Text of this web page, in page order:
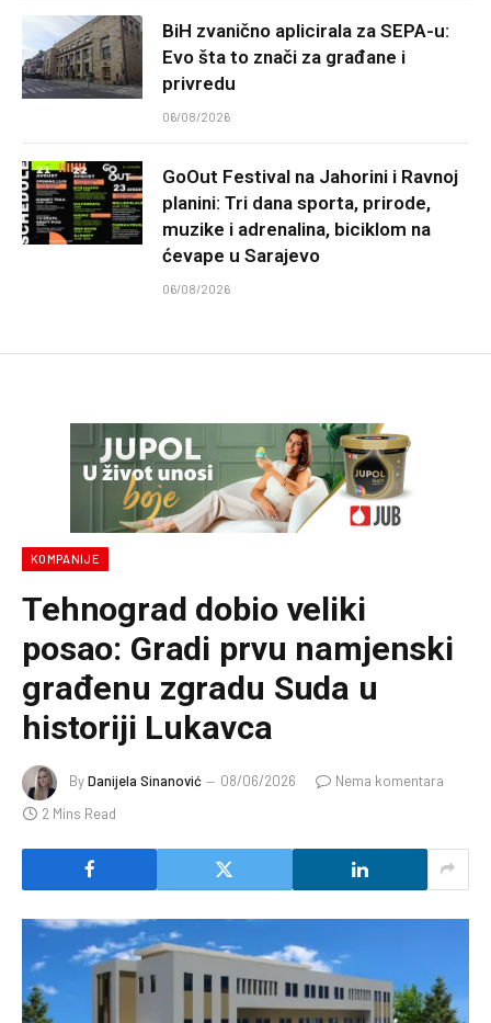
BiH zvanično aplicirala za SEPA-u:
Evo šta to znači za građane i
privredu
06/08/2026
GoOut Festival na Jahorini i Ravnoj
planini: Tri dana sporta, prirode,
muzike i adrenalina, biciklom na
ćevape u Sarajevo
06/08/2026
KOMPANIJE
Tehnograd dobio veliki
posao: Gradi prvu namjenski
građenu zgradu Suda u
historiji Lukavca
ByDanijela Sinanović 08/06/2026
Nema komentara
2 Mins Read